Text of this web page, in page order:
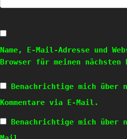
Name, E-Mail-Adresse und
Browser für meinen nächsten
Benachrichtige mich über
Kommentare via E-Mail.
Benachrichtige mich über